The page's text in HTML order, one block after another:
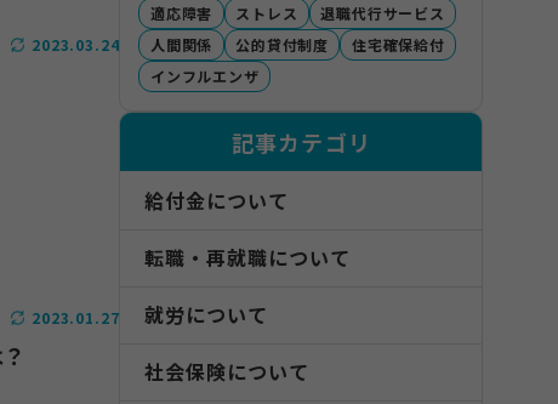
2023.03.24
2023.01.27
適応障害
ストレス
退職代行サービス
人間関係
公的貸付制度
住宅確保給付
インフルエンザ
記事カテゴリ
給付金について
転職・再就職について
就労について
社会保険について